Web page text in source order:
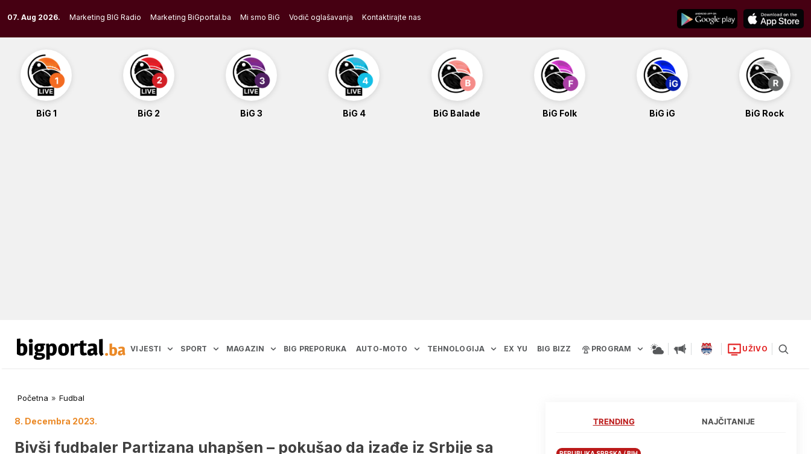
to
content
07. Aug 2026. Marketing BIG Radio Marketing BiGportal.ba Mi smo BiG Vodič oglašavanja Kontaktirajte nas
BiG 1 BiG 2 BiG 3 BiG 4 BiG Balade BiG Folk BiG iG BiG Rock
VIJESTI SPORT MAGAZIN BIG PREPORUKA AUTO-MOTO TEHNOLOGIJA EX YU BIG BIZZ PROGRAM UŽIVO
Početna » Fudbal
8. Decembra 2023.
Bivši fudbaler Partizana uhapšen – pokušao da izađe iz Srbije sa
TRENDING NAJČITANIJE